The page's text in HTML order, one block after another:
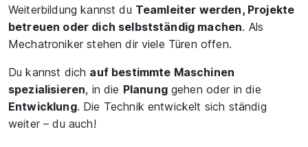
Weiterbildung kannst du Teamleiter werden, Projekte
betreuen oder dich selbstständig machen. Als
Mechatroniker stehen dir viele Türen offen.
Du kannst dich auf bestimmte Maschinen
spezialisieren, in die Planunggehen oder in die
Entwicklung. Die Technik entwickelt sich ständig
weiter – du auch!